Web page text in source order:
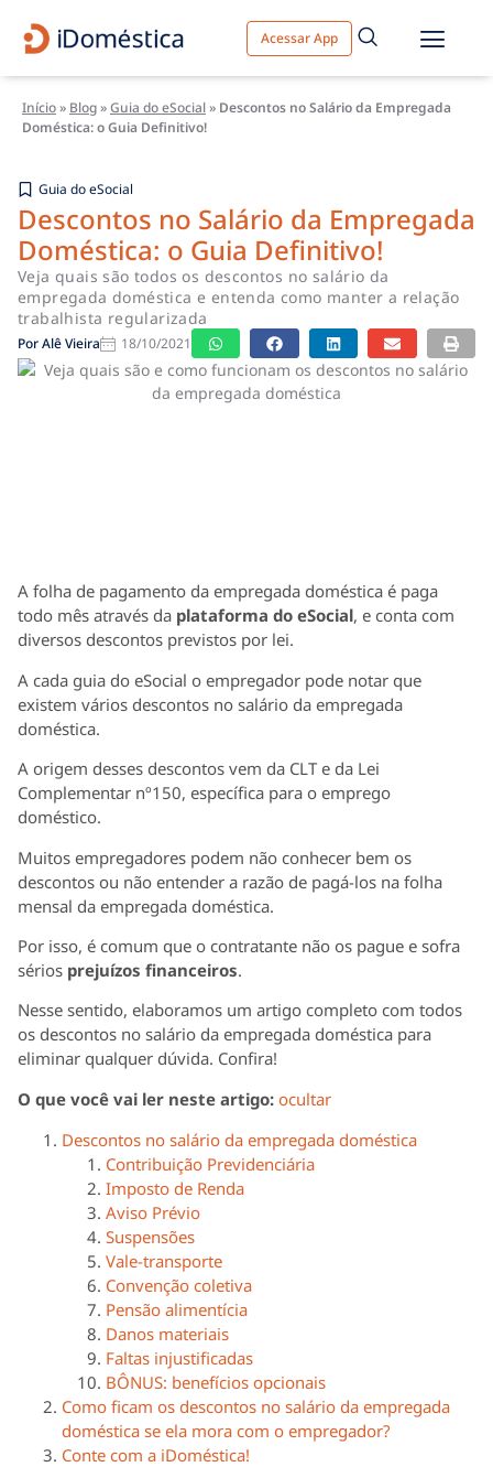
Acessar App
Início» Blog»Guia do eSocial» Descontos no Salário da Empregada
Doméstica: o Guia Definitivo!
Guia do eSocial
Descontos no Salário da Empregada
Doméstica: o Guia Definitivo!
Veja quais são todos os descontos no salário da
empregada doméstica e entenda como manter a relação
trabalhista regularizada
PorAlê Vieira 18/10/2021
A folha de pagamento da empregada doméstica é paga
todo mês através da plataforma do eSocial, e conta com
diversos descontos previstos por lei.
A cada guia do eSocial o empregador pode notar que
existem vários descontos no salário da empregada
doméstica.
A origem desses descontos vem da CLT e da Lei
Complementar nº150, específica para o emprego
doméstico.
Muitos empregadores podem não conhecer bem os
descontos ou não entender a razão de pagá-los na folha
mensal da empregada doméstica.
Por isso, é comum que o contratante não os pague e sofra
sérios prejuízos financeiros.
Nesse sentido, elaboramos um artigo completo com todos
os descontos no salário da empregada doméstica para
eliminar qualquer dúvida. Confira!
O que você vai ler neste artigo: ocultar
Descontos no salário da empregada doméstica
Contribuição Previdenciária
Imposto de Renda
Aviso Prévio
Suspensões
Vale-transporte
Convenção coletiva
Pensão alimentícia
Danos materiais
Faltas injustificadas
BÔNUS: benefícios opcionais
Como ficam os descontos no salário da empregada
doméstica se ela mora com o empregador?
Conte com a iDoméstica!